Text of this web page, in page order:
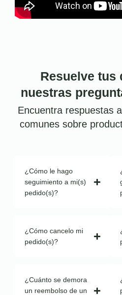
Resuelve tus
nuestras
Encuentra respuestas
comunes sobre
¿Cómo le hago
seguimiento a mi(s)
pedido(s)?
¿Cómo cancelo mi
pedido(s)?
¿Cuánto se demora
un reembolso de un